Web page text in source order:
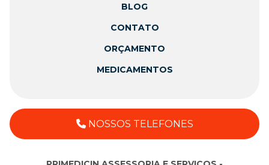
BLOG
CONTATO
ORÇAMENTO
MEDICAMENTOS
NOSSOS TELEFONES